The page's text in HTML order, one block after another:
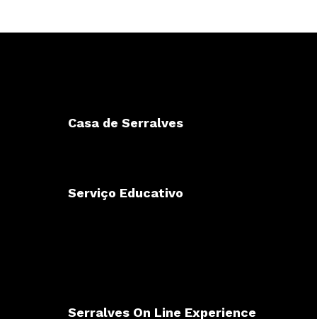
Casa de Serralves
Serviço Educativo
Serralves On Line Experience